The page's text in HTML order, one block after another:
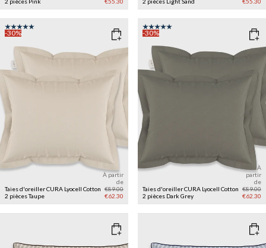
-30%
Taies d'oreiller CURA Lyocell Cotton
2 piècesTaupe
À partir
de
€89.00
€62.30
-30%
Taies d'oreiller CURA Lyocell Cotton
2 pièces Dark Grey
À
partir
de
€89.00
€62.30